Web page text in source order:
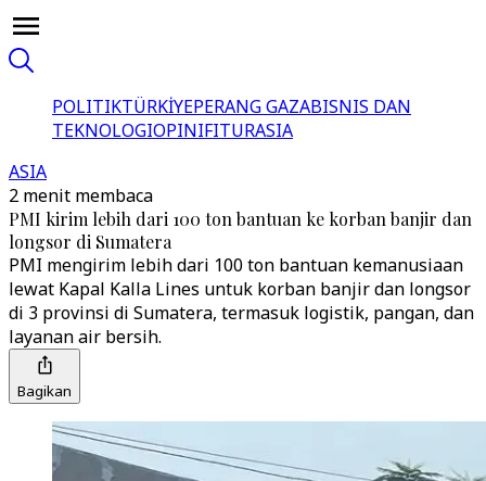
POLITIKTÜRKİYEPERANG GAZABISNIS DAN
TEKNOLOGIOPINIFITURASIA
ASIA
2 menit membaca
PMI kirim lebih dari 100 ton bantuan ke korban banjir dan
longsor di Sumatera
PMI mengirim lebih dari 100 ton bantuan kemanusiaan
lewat Kapal Kalla Lines untuk korban banjir dan longsor
di 3 provinsi di Sumatera, termasuk logistik, pangan, dan
layanan air bersih.
Bagikan